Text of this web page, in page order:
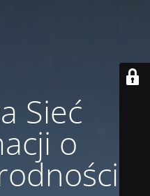
Sieć
o